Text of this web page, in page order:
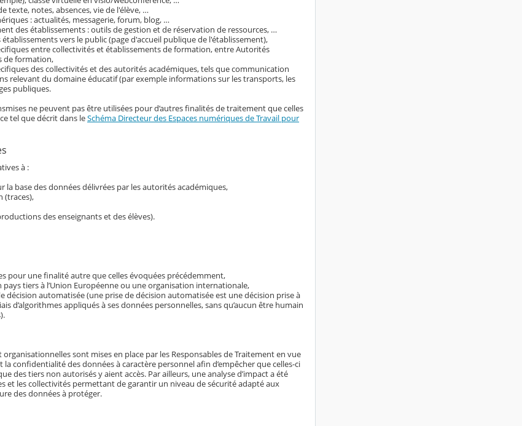
texte, notes, absences, vie de l'élève, …
: actualités, messagerie, forum, blog, …
des établissements : outils de gestion et de réservation de ressources, …
vers le public (page d'accueil publique de l'établissement),
entre collectivités et établissements de formation, entre Autorités
de formation,
des collectivités et des autorités académiques, tels que communication
relevant du domaine éducatif (par exemple informations sur les transports, les
publiques.
ne peuvent pas être utilisées pour d’autres finalités de traitement que celles
tel que décrit dans leSchéma Directeur des Espaces numériques de Travail pour
à :
la base des données délivrées par les autorités académiques,
(traces),
des enseignants et des élèves).
pour une finalité autre que celles évoquées précédemment,
tiers à l’Union Européenne ou une organisation internationale,
décision automatisée (une prise de décision automatisée est une décision prise à
d’algorithmes appliqués à ses données personnelles, sans qu’aucun être humain
sont mises en place par les Responsables de Traitement en vue
confidentialité des données à caractère personnel afin d’empêcher que celles-ci
des tiers non autorisés y aient accès. Par ailleurs, une analyse d’impact a été
et les collectivités permettant de garantir un niveau de sécurité adapté aux
des données à protéger.